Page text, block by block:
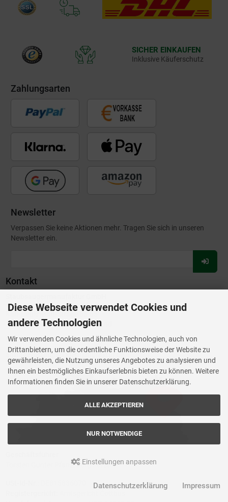
SICHER EINKAUFEN
Inklusive Käuferschutz
Zahlungsarten
Newsletter
Verpassen Sie keine Aktionen mehr. Tragen Sie sich in unseren
Newsletter ein.
Für
Kontakt
15732 Schulzendorf, Deutschland
Mo - Fr 08:00 - 16:00 Uhr
anfrage@staubsaugermanufaktur.de
Torsten Günter Pfanz, Jörg Förster
Diese Webseite verwendet Cookies und
andere Technologien
Wir verwenden Cookies und ähnliche Technologien, auch von
Drittanbietern, um die ordentliche Funktionsweise der Website zu
gewährleisten, die Nutzung unseres Angebotes zu analysieren und
Ihnen ein bestmögliches Einkaufserlebnis bieten zu können. Weitere
Informationen finden Sie in unserer Datenschutzerklärung.
ALLE AKZEPTIEREN
NUR NOTWENDIGE
Einstellungen anpassen
Datenschutzerklärung Impressum